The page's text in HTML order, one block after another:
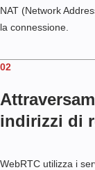
NAT (Network
la connessione.
02
indirizzi di
WebRTC utilizza i